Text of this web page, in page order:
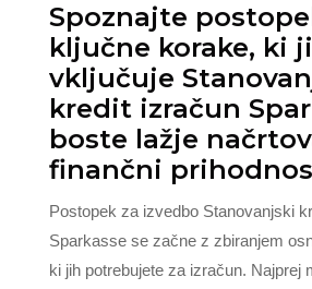
Spoznajte
ključne korake, ki
vključuje
kredit izračun
boste lažje
finančni
Postopek za izvedbo Stanovanjski
Sparkasse se začne z zbiranjem
ki jih potrebujete za izračun. Najprej